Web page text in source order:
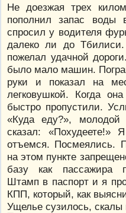
Не доезжая трех
пополнил запас воды
спросил у водителя
далеко ли до
пожелал удачной
было мало машин.
руки и показал на
легковушкой. Когда
быстро пропустили.
«Куда еду?», молодой
сказал: «Похудеете!»
отъемся. Посмеялись.
на этом пункте
базу как пассажира
Штамп в паспорт и я
КПП, который, как
Ущелье сузилось, скалы